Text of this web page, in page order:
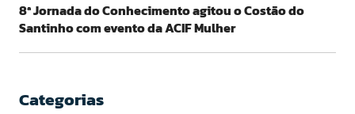
8ª Jornada do Conhecimento agitou o Costão do
Santinho com evento da ACIF Mulher
Categorias